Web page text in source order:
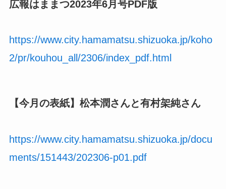
広報はままつ2023年6月号PDF版
https://www.city.hamamatsu.shizuoka.jp/koho
2/pr/kouhou_all/2306/index_pdf.html
【今月の表紙】松本潤さんと有村架純さん
https://www.city.hamamatsu.shizuoka.jp/docu
ments/151443/202306-p01.pdf